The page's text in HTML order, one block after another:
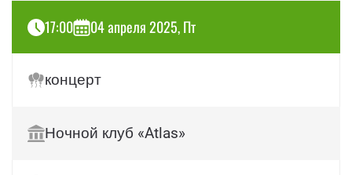
17:00 04 апреля 2025, Пт
концерт
Ночной клуб «Atlas»